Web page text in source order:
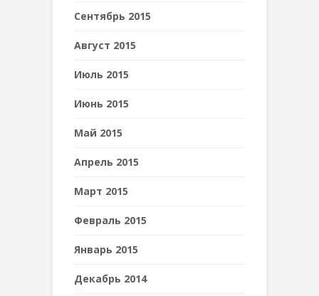
Сентябрь 2015
Август 2015
Июль 2015
Июнь 2015
Май 2015
Апрель 2015
Март 2015
Февраль 2015
Январь 2015
Декабрь 2014